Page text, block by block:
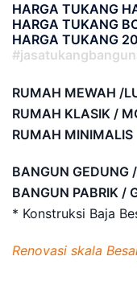
HARGA TUKANG
HARGA TUKANG
HARGA TUKANG
RUMAH MEWAH /
RUMAH KLASIK /
RUMAH MINIMALIS
BANGUN GEDUNG
BANGUN PABRIK /
* Konstruksi Baja
Renovasi skala